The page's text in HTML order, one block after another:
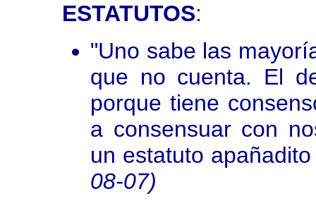
ESTATUTOS:
"Uno sabe las
que no cuenta. El
porque tiene
a consensuar con
un estatuto
08-07)